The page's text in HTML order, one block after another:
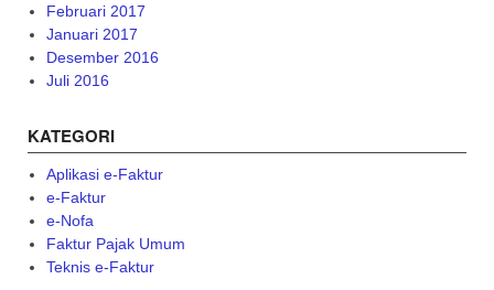
Februari 2017
Januari 2017
Desember 2016
Juli 2016
KATEGORI
Aplikasi e-Faktur
e-Faktur
e-Nofa
Faktur Pajak Umum
Teknis e-Faktur